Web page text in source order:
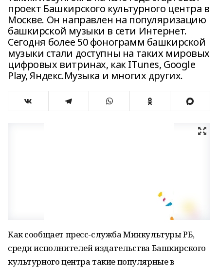
проект Башкирского культурного центра в
Москве. Он направлен на популяризацию
башкирской музыки в сети Интернет.
Сегодня более 50 фонограмм башкирской
музыки стали доступны на таких мировых
цифровых витринах, как ITunes, Google
Play, Яндекс.Музыка и многих других.
Как сообщает пресс-служба Минкультуры РБ,
среди исполнителей издательства Башкирского
культурного центра такие популярные в